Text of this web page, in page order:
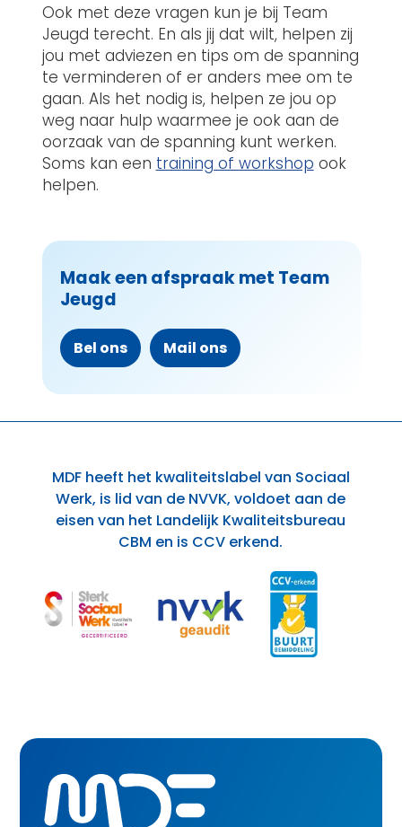
Ook met deze vragen kun je bij Team
Jeugd terecht. En als jij dat wilt, helpen zij
jou met adviezen en tips om de spanning
te verminderen of er anders mee om te
gaan. Als het nodig is, helpen ze jou op
weg naar hulp waarmee je ook aan de
oorzaak van de spanning kunt werken.
Soms kan een training of workshop ook
helpen.
Maak een afspraak met Team
Jeugd
Bel ons Mail ons
MDF heeft het kwaliteitslabel van Sociaal
Werk, is lid van de NVVK, voldoet aan de
eisen van het Landelijk Kwaliteitsbureau
CBM en is CCV erkend.